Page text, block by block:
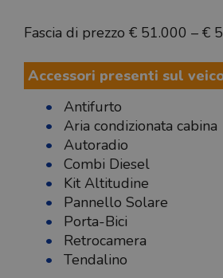
Fascia di prezzo € 51.000 – €
Accessori presenti sul
Antifurto
Aria condizionata cabina
Autoradio
Combi Diesel
Kit Altitudine
Pannello Solare
Porta-Bici
Retrocamera
Tendalino